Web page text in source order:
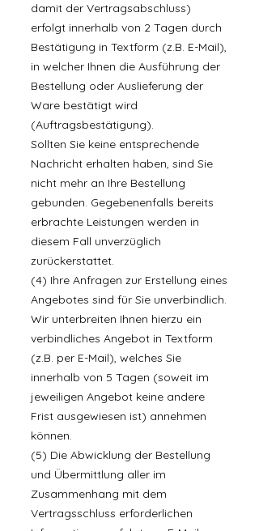
damit der Vertragsabschluss)
erfolgt innerhalb von 2 Tagen durch
Bestätigung in Textform (z.B. E-Mail),
in welcher Ihnen die Ausführung der
Bestellung oder Auslieferung der
Ware bestätigt wird
(Auftragsbestätigung).
Sollten Sie keine entsprechende
Nachricht erhalten haben, sind Sie
nicht mehr an Ihre Bestellung
gebunden. Gegebenenfalls bereits
erbrachte Leistungen werden in
diesem Fall unverzüglich
zurückerstattet.
(4) Ihre Anfragen zur Erstellung eines
Angebotes sind für Sie unverbindlich.
Wir unterbreiten Ihnen hierzu ein
verbindliches Angebot in Textform
(z.B. per E-Mail), welches Sie
innerhalb von 5 Tagen (soweit im
jeweiligen Angebot keine andere
Frist ausgewiesen ist) annehmen
können.
(5) Die Abwicklung der Bestellung
und Übermittlung aller im
Zusammenhang mit dem
Vertragsschluss erforderlichen